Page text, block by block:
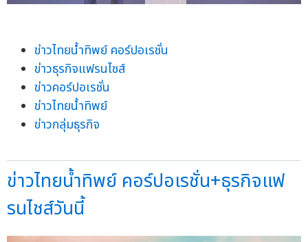
ข่าวไทยน้ำทิพย์ คอร์ปอเรชั่น
ข่าวธุรกิจแฟรนไชส์
ข่าวคอร์ปอเรชั่น
ข่าวไทยน้ำทิพย์
ข่าวกลุ่มธุรกิจ
ข่าวไทยน้ำทิพย์ คอร์ปอเรชั่น+ธุรกิจแฟ
รนไชส์วันนี้